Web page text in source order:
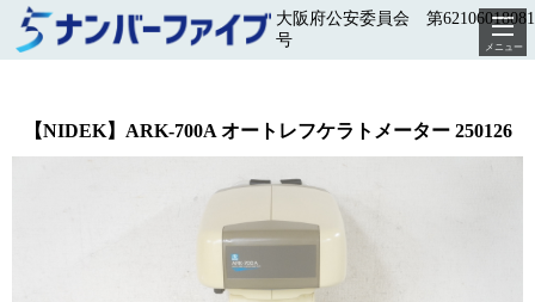
大阪府公安委員会 第
号
メニュー
【NIDEK】ARK-700A オートレフケラトメーター 250126